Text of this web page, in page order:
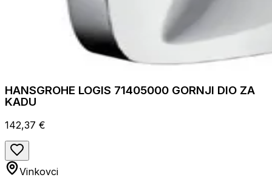
HANSGROHE LOGIS 71405000 GORNJI DIO ZA
KADU
142,37 €
Vinkovci